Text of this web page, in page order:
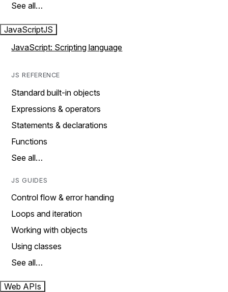
See all…
JavaScriptJS
JavaScript: Scripting language
JS REFERENCE
Standard built-in objects
Expressions & operators
Statements & declarations
Functions
See all…
JS GUIDES
Control flow & error handing
Loops and iteration
Working with objects
Using classes
See all…
Web APIs